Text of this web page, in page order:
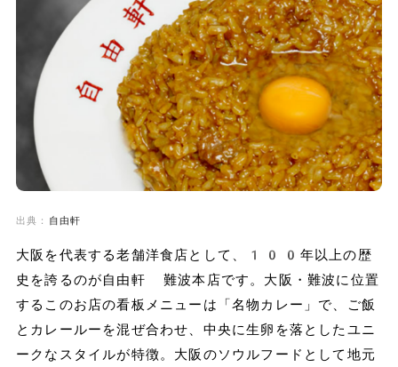
出典： 自由軒
大阪を代表する老舗洋食店として、100年以上の歴
史を誇るのが自由軒 難波本店です。大阪・難波に位置
するこのお店の看板メニューは「名物カレー」で、ご飯
とカレールーを混ぜ合わせ、中央に生卵を落としたユニ
ークなスタイルが特徴。大阪のソウルフードとして地元